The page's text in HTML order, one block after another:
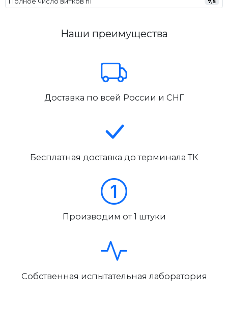
7,5
Наши преимущества
Доставка по всей России и СНГ
Бесплатная доставка до терминала ТК
Производим от 1 штуки
Собственная испытательная лаборатория